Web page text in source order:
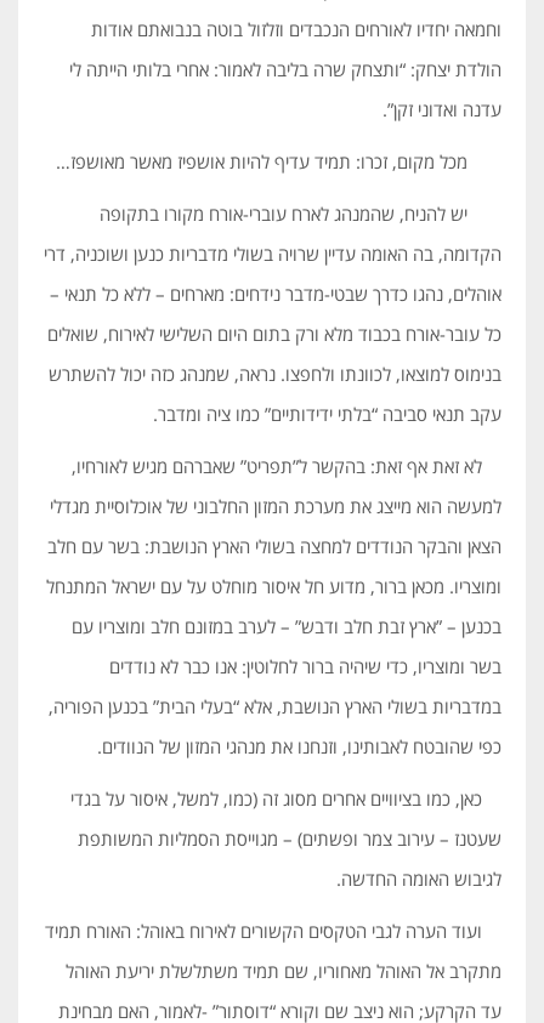
וחמאה יחדיו לאורחים הנכבדים וזלזול בוטה בנבואתם אודות
הולדת יצחק: “ותצחק שרה בליבה לאמור: אחרי בלותי הייתה לי
עדנה ואדוני זקן”.
מכל מקום, זכרו: תמיד עדיף להיות אושפיז מאשר מאושפז…
יש להניח, שהמנהג לארח עוברי-אורח מקורו בתקופה
הקדומה, בה האומה עדיין שרויה בשולי מדבריות כנען ושוכניה, דרי
אוהלים, נהגו כדרך שבטי-מדבר נידחים: מארחים – ללא כל תנאי –
כל עובר-אורח בכבוד מלא ורק בתום היום השלישי לאירוח, שואלים
בנימוס למוצאו, לכוונתו ולחפצו. נראה, שמנהג כזה יכול להשתרש
עקב תנאי סביבה “בלתי ידידותיים” כמו ציה ומדבר.
לא זאת אף זאת: בהקשר ל”תפריט” שאברהם מגיש לאורחיו,
למעשה הוא מייצג את מערכת המזון החלבוני של אוכלוסיית מגדלי
הצאן והבקר הנודדים למחצה בשולי הארץ הנושבת: בשר עם חלב
ומוצריו. מכאן ברור, מדוע חל איסור מוחלט על עם ישראל המתנחל
בכנען – ”ארץ זבת חלב ודבש” – לערב במזונם חלב ומוצריו עם
בשר ומוצריו, כדי שיהיה ברור לחלוטין: אנו כבר לא נודדים
במדבריות בשולי הארץ הנושבת, אלא “בעלי הבית” בכנען הפוריה,
כפי שהובטח לאבותינו, וזנחנו את מנהגי המזון של הנוודים.
כאן, כמו בציוויים אחרים מסוג זה (כמו, למשל, איסור על בגדי
שעטנז – עירוב צמר ופשתים) – מגוייסת הסמליות המשותפת
לגיבוש האומה החדשה.
ועוד הערה לגבי הטקסים הקשורים לאירוח באוהל: האורח תמיד
מתקרב אל האוהל מאחוריו, שם תמיד משתלשלת יריעת האוהל
עד הקרקע; הוא ניצב שם וקורא “דוסתור” -לאמור, האם מבחינת